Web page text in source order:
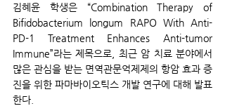
김혜윤 학생은 “Combination Therapy of
Bifidobacterium longum RAPO With Anti-
PD-1 Treatment Enhances Anti-tumor
Immune”라는 제목으로, 최근 암 치료 분야에서
많은 관심을 받는 면역관문억제제의 항암 효과 증
진을 위한 파마바이오틱스 개발 연구에 대해 발표
한다.